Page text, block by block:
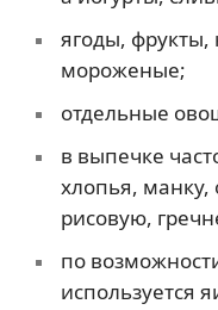
ягоды, фрукты,
мороженые;
отдельные
в выпечке
хлопья, манку,
рисовую,
по
используется